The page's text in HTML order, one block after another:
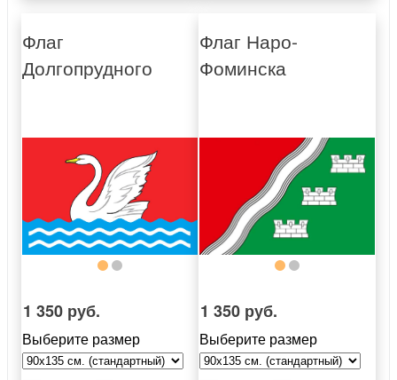
Флаг
Долгопрудного
1 350 руб.
Выберите размер
Флаг Наро-
Фоминска
1 350 руб.
Выберите размер